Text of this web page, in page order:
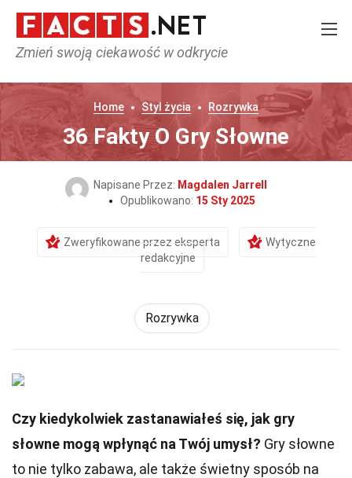
Zmień swoją ciekawość w odkrycie
Home Styl życia Rozrywka
36 Fakty O Gry Słowne
Napisane Przez: Magdalen Jarrell
Opublikowano: 15 Sty 2025
Zweryfikowane przez eksperta
Wytyczne
redakcyjne
Rozrywka
Czy kiedykolwiek zastanawiałeś się, jak gry
słowne mogą wpłynąć na Twój umysł? Gry słowne
to nie tylko zabawa, ale także świetny sposób na